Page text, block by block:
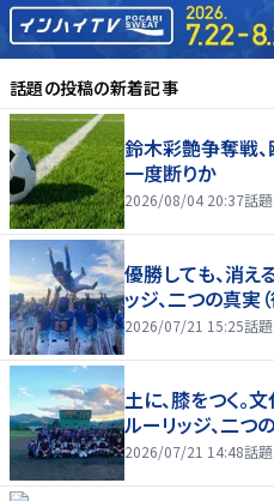
話題の投稿の新着記事
鈴木彩艶争奪戦
一度断りか
2026/08/04 20:37話
優勝しても、消え
ッジ、二つの真実（
2026/07/21 15:25話
土に、膝をつく。
ルーリッジ、二つ
2026/07/21 14:48話